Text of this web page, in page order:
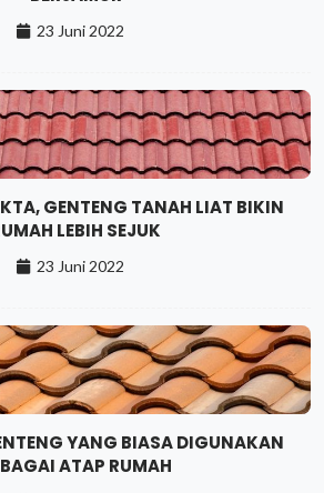
23 Juni 2022
GENTENG TANAH LIAT BIKIN
LEBIH SEJUK
23 Juni 2022
YANG BIASA DIGUNAKAN
ATAP RUMAH